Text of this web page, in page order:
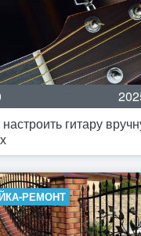
настроить гитару
РЕМОНТ